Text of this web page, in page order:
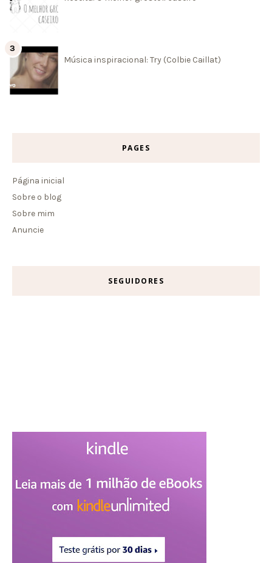
Música inspiracional: Try (Colbie Caillat)
PAGES
Página inicial
Sobre o blog
Sobre mim
Anuncie
SEGUIDORES